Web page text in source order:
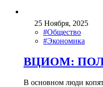
25 Ноября, 2025
#Общество
#Экономика
ВЦИОМ:
В основном люди